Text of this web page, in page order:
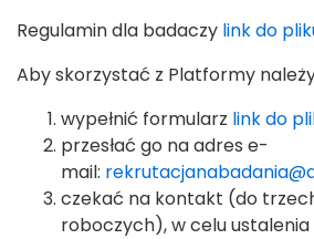
Regulamin dla badaczy link do
Aby skorzystać z Platformy
wypełnić formularz link do
przesłać go na adres e-
mail:
czekać na kontakt (do
roboczych), w celu ustalenia